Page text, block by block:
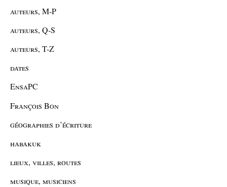
auteurs, M-P
auteurs, Q-S
auteurs, T-Z
dates
EnsaPC
François Bon
géographies d’écriture
habakuk
lieux, villes, routes
musique, musiciens